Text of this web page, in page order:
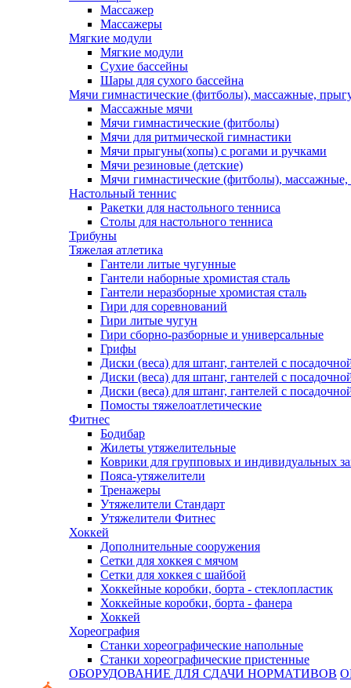
Массажер
Массажеры
Мягкие модули
Мягкие модули
Сухие бассейны
Шары для сухого бассейна
Мячи гимнастические (фитболы), массажные,
Массажные мячи
Мячи гимнастические (фитболы)
Мячи для ритмической гимнастики
Мячи прыгуны(хопы) с рогами и ручками
Мячи резиновые (детские)
Мячи гимнастические (фитболы),
Настольный теннис
Ракетки для настольного тенниса
Столы для настольного тенниса
Трибуны
Тяжелая атлетика
Гантели литые чугунные
Гантели наборные хромистая сталь
Гантели неразборные хромистая сталь
Гири для соревнований
Гири литые чугун
Гири сборно-разборные и универсальные
Грифы
Диски (веса) для штанг, гантелей с
Диски (веса) для штанг, гантелей с
Диски (веса) для штанг, гантелей с
Помосты тяжелоатлетические
Фитнес
Бодибар
Жилеты утяжелительные
Коврики для групповых и индивидуальных
Пояса-утяжелители
Тренажеры
Утяжелители Стандарт
Утяжелители Фитнес
Хоккей
Дополнительные сооружения
Сетки для хоккея с мячом
Сетки для хоккея с шайбой
Хоккейные коробки, борта - стеклопластик
Хоккейные коробки, борта - фанера
Хоккей
Хореография
Станки хореографические напольные
Станки хореографические пристенные
ОБОРУДОВАНИЕ ДЛЯ СДАЧИ НОРМАТИВОВ